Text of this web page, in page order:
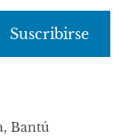
Suscribirse
, Bantú